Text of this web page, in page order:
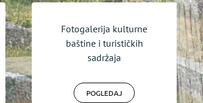
Fotogalerija kulturne
baštine i turističkih
sadržaja
POGLEDAJ